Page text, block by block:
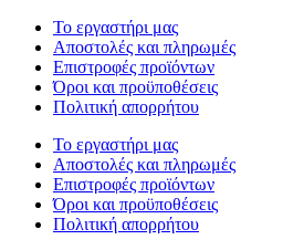
Το εργαστήρι μας
Αποστολές και πληρωμές
Επιστροφές προϊόντων
Όροι και προϋποθέσεις
Πολιτική απορρήτου
Το εργαστήρι μας
Αποστολές και πληρωμές
Επιστροφές προϊόντων
Όροι και προϋποθέσεις
Πολιτική απορρήτου